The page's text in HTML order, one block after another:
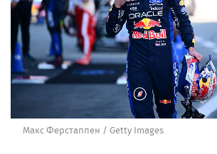
Макс Ферстаппен / Getty Images